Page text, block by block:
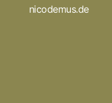
nicodemus.de